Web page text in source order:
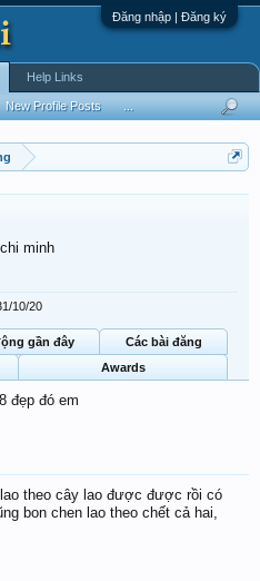
Đăng nhập | Đăng ký
minh
10/20
gần đây
Các bài đăng
Awards
đẹp đó em
theo cây lao được được rồi có
bon chen lao theo chết cả hai,
New Profile Posts
Help Links